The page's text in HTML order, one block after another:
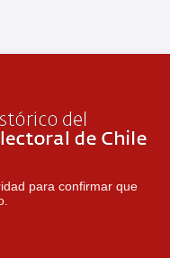
para confirmar que